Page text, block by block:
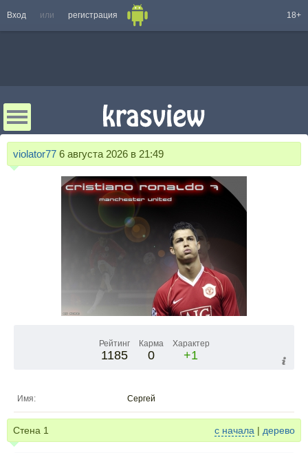
Вход или регистрация 18+
violator77 6 августа 2026 в 21:49
Рейтинг
1185
Карма
0
Характер
+1
Имя: Сергей
Стена 1 с начала | дерево